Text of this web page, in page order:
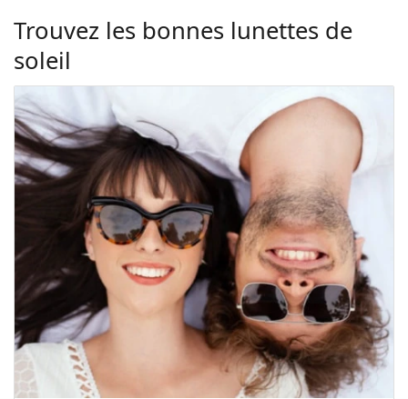
Trouvez les bonnes lunettes de
soleil